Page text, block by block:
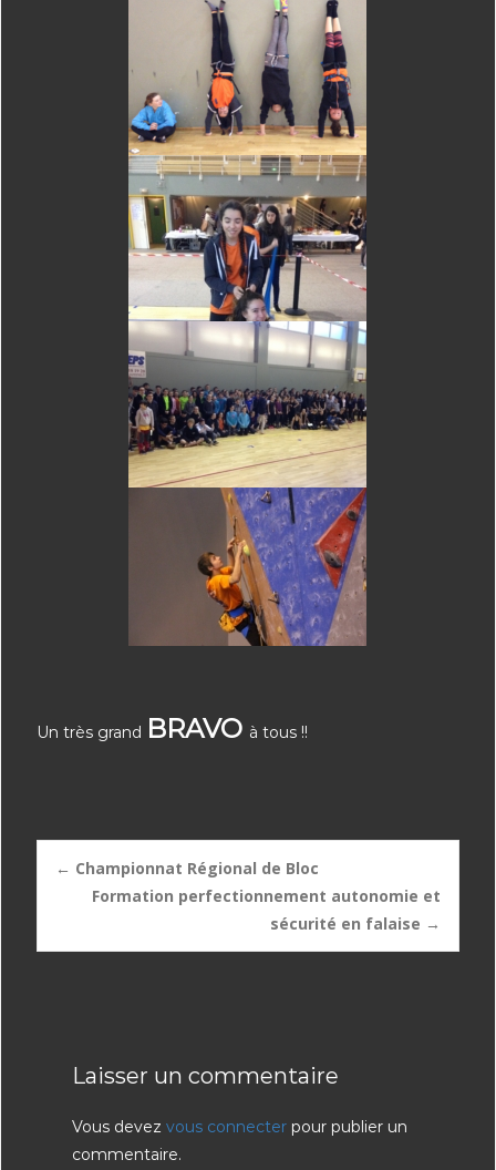
Un très grand BRAVO à tous !!
Post
navigation
← Championnat Régional de Bloc
Formation perfectionnement autonomie et
sécurité en falaise →
Laisser un commentaire
Vous devez vous connecter pour publier un
commentaire.